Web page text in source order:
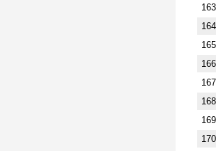
163
164
165
166
167
168
169
170